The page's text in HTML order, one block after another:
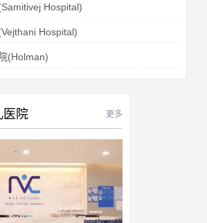
Hospital)
Hospital)
(Holman)
医院 更多